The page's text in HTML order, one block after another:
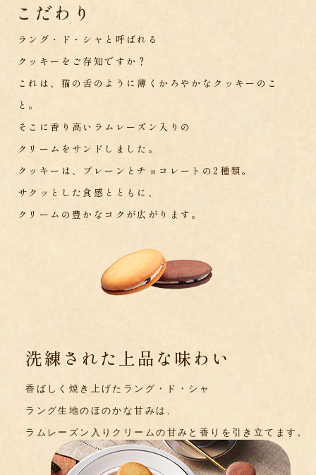
ラング・ド・シャと呼ばれる
クッキーをご存知ですか？
これは、猫の舌のように薄くかろやかなクッキーのこ
と。
そこに香り高いラムレーズン入りの
クリームをサンドしました。
クッキーは、プレーンとチョコレートの2種類。
サクッとした食感とともに、
クリームの豊かなコクが広がります。
洗練された上品な味わい
香ばしく焼き上げたラング・ド・シャ
ラング生地のほのかな甘みは、
ラムレーズン入りクリームの 甘みと香りを引き立てます。